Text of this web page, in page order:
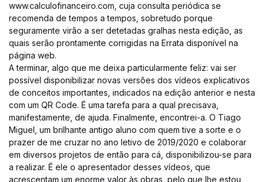
www.calculofinanceiro.com, cuja consulta periódica se
recomenda de tempos a tempos, sobretudo porque
seguramente virão a ser detetadas gralhas nesta edição, as
quais serão prontamente corrigidas na Errata disponível na
página web.
A terminar, algo que me deixa particularmente feliz: vai ser
possível disponibilizar novas versões dos vídeos explicativos
de conceitos importantes, indicados na edição anterior e nesta
com um QR Code. É uma tarefa para a qual precisava,
manifestamente, de ajuda. Finalmente, encontrei-a. O Tiago
Miguel, um brilhante antigo aluno com quem tive a sorte e o
prazer de me cruzar no ano letivo de 2019/2020 e colaborar
em diversos projetos de então para cá, disponibilizou-se para
a realizar. É ele o apresentador desses vídeos, que
acrescentam um enorme valor às obras, pelo que lhe estou